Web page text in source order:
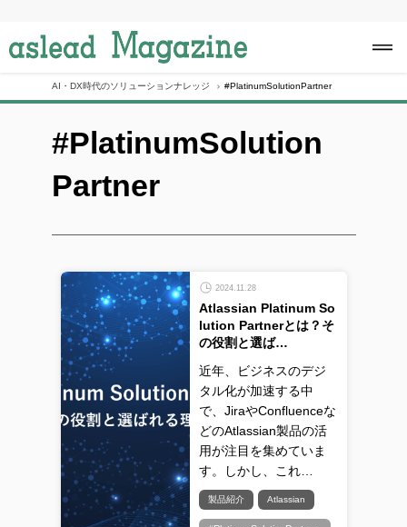
c
AI・DX時代のソリューションナレッジ #PlatinumSolutionPartner
#PlatinumSolution
Partner
2024.11.28
Atlassian Platinum So
lution Partnerとは？そ
の役割と選ば…
近年、ビジネスのデジ
タル化が加速する中
で、JiraやConfluenceな
どのAtlassian製品の活
用が注目を集めていま
す。しかし、これ…
製品紹介 Atlassian